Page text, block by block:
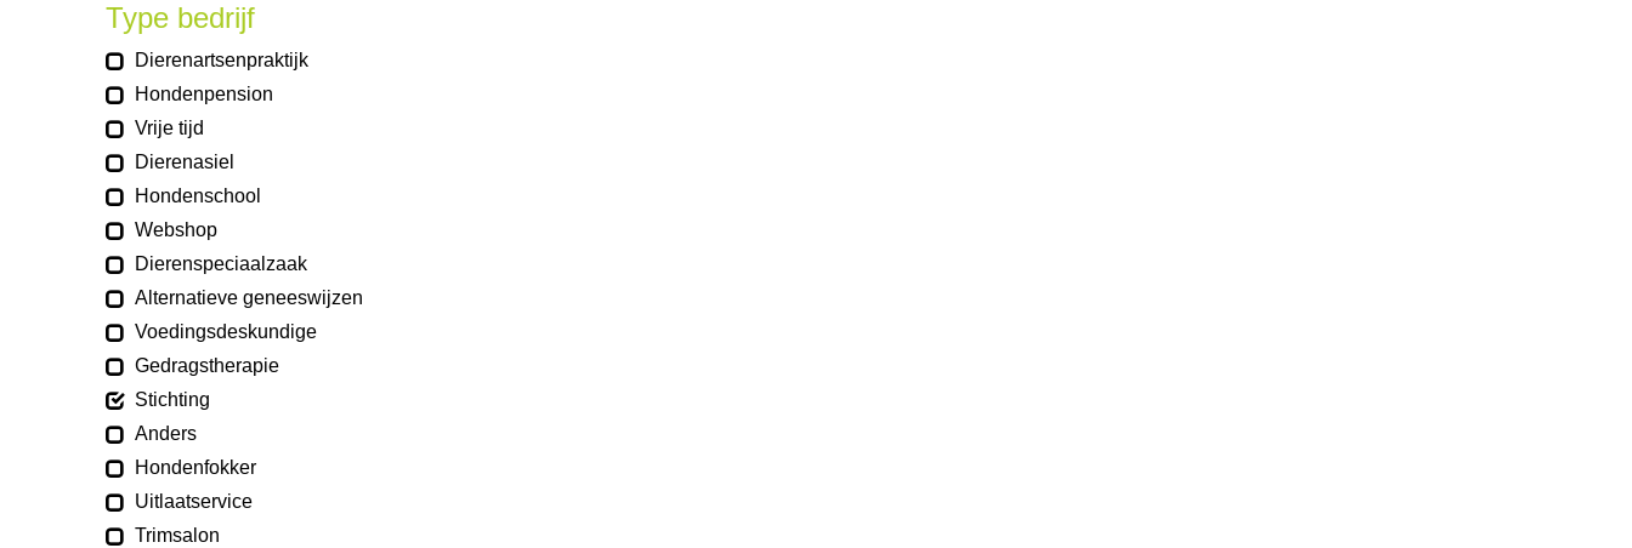
Type bedrijf
Dierenartsenpraktijk
Hondenpension
Vrije tijd
Dierenasiel
Hondenschool
Webshop
Dierenspeciaalzaak
Alternatieve geneeswijzen
Voedingsdeskundige
Gedragstherapie
Stichting
Anders
Hondenfokker
Uitlaatservice
Trimsalon